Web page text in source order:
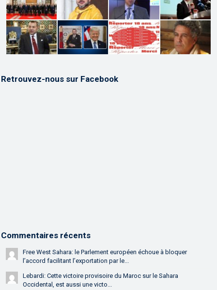
Retrouvez-nous sur Facebook
Commentaires récents
Free West Sahara: le Parlement européen échoue à bloquer
l’accord facilitant l’exportation par le...
Lebardi: Cette victoire provisoire du Maroc sur le Sahara
Occidental, est aussi une victo...